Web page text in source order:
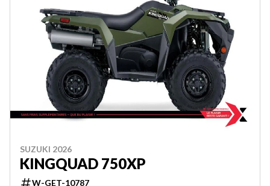
SUZUKI 2026
KINGQUAD 750XP
W-GET-10787